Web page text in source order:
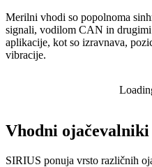
Merilni vhodi so popolnoma
signali, vodilom CAN in
aplikacije, kot so izravnava,
vibracije.
Vhodni ojačevalniki
SIRIUS ponuja vrsto različnih